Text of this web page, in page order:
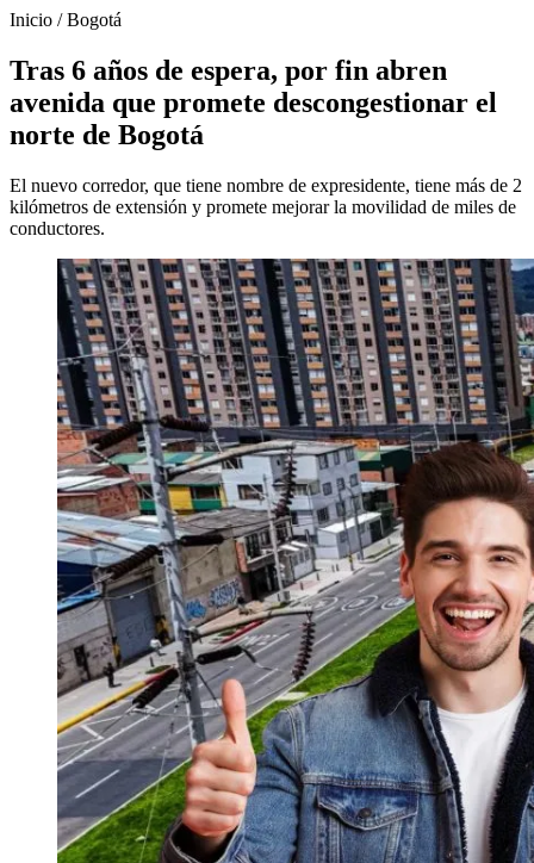
Inicio /Bogotá
Tras 6 años de espera, por fin abren
avenida que promete descongestionar el
norte de Bogotá
El nuevo corredor, que tiene nombre de expresidente, tiene más de 2
kilómetros de extensión y promete mejorar la movilidad de miles de
conductores.